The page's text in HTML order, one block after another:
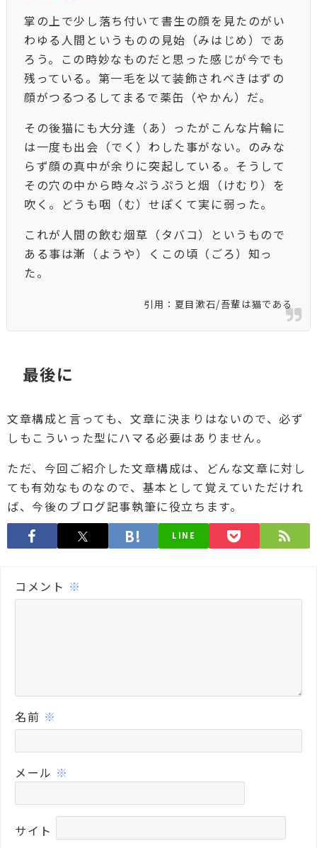
掌の上で少し落ち付いて書生の顔を見たのがい
わゆる人間というものの見始（みはじめ）であ
ろう。この時妙なものだと思った感じが今でも
残っている。第一毛を以て装飾されべきはずの
顔がつるつるしてまるで薬缶（やかん）だ。
その後猫にも大分逢（あ）ったがこんな片輪に
は一度も出会（でく）わした事がない。のみな
らず顔の真中が余りに突起している。そうして
その穴の中から時々ぷうぷうと烟（けむり）を
吹く。どうも咽（む）せぽくて実に弱った。
これが人間の飲む烟草（タバコ）というもので
ある事は漸（ようや）くこの頃（ごろ）知っ
た。
引用：夏目漱石/吾輩は猫である
最後に
文章構成と言っても、文章に決まりはないので、必ず
しもこういった型にハマる必要はありません。
ただ、今回ご紹介した文章構成は、どんな文章に対し
ても有効なものなので、基本として覚えていただけれ
ば、今後のブログ記事執筆に役立ちます。
LINE
コメント ※
名前 ※
メール ※
サイト